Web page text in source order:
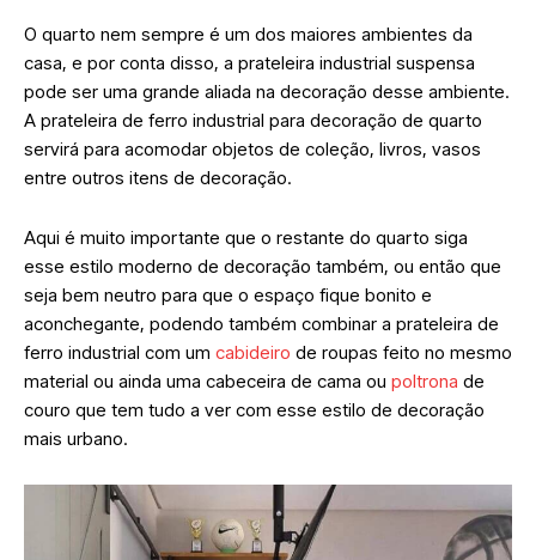
O quarto nem sempre é um dos maiores ambientes da
casa, e por conta disso, a prateleira industrial suspensa
pode ser uma grande aliada na decoração desse ambiente.
A prateleira de ferro industrial para decoração de quarto
servirá para acomodar objetos de coleção, livros, vasos
entre outros itens de decoração.
Aqui é muito importante que o restante do quarto siga
esse estilo moderno de decoração também, ou então que
seja bem neutro para que o espaço fique bonito e
aconchegante, podendo também combinar a prateleira de
ferro industrial com um cabideiro de roupas feito no mesmo
material ou ainda uma cabeceira de cama ou poltrona de
couro que tem tudo a ver com esse estilo de decoração
mais urbano.